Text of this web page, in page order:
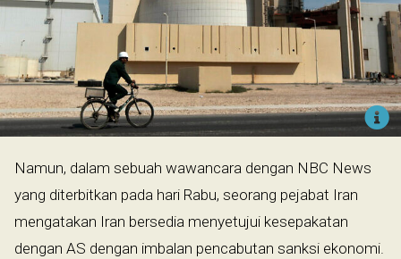
Namun, dalam sebuah wawancara dengan NBC News
yang diterbitkan pada hari Rabu, seorang pejabat Iran
mengatakan Iran bersedia menyetujui kesepakatan
dengan AS dengan imbalan pencabutan sanksi ekonomi.